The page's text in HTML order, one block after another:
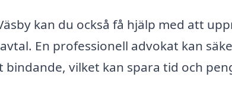
kan du också få hjälp med att
En professionell advokat kan
vilket kan spara tid och